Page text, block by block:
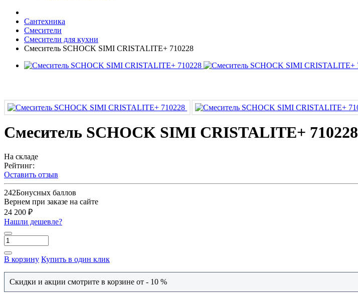
Сантехника
Смесители
Смесители для кухни
Смеситель SCHOCK SIMI CRISTALITE+ 710228
Смеситель SCHOCK SIMI CRISTALITE+ 710228
На складе
Рейтинг:
Оставить отзыв
242Бонусных баллов
Вернем при заказе на сайте
24 200 ₽
Нашли дешевле?
В корзину Купить в один клик
Скидки и акции смотрите в корзине от - 10 %